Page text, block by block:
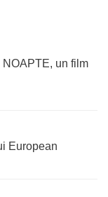
un film
European